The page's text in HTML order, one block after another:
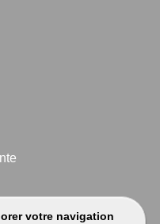
votre navigation